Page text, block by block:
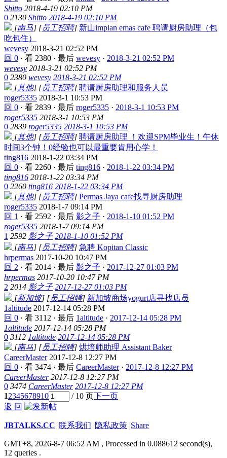
Shitto 2018-4-19 02:10 PM
0 2130 Shitto 2018-4-19 02:10 PM
[南马] [员工招聘] 新山impian emas cafe 聘请厨房助理（包
吃包住）
wevesy 2018-3-21 02:52 PM
回 0 · 看 2380 · 最后 wevesy · 2018-3-21 02:52 PM
wevesy 2018-3-21 02:52 PM
0 2380 wevesy 2018-3-21 02:52 PM
[其他] [员工招聘] 聘请厨房助理和服务人员
roger5335 2018-3-1 10:53 PM
回 0 · 看 2839 · 最后 roger5335 · 2018-3-1 10:53 PM
roger5335 2018-3-1 10:53 PM
0 2839 roger5335 2018-3-1 10:53 PM
[其他] [员工招聘] 聘请厨房助理 ！欢迎SPM毕业生！午休
时间3个钟！0经验也可以最重要肯用心学！
ting816 2018-1-22 03:34 PM
回 0 · 看 2260 · 最后 ting816 · 2018-1-22 03:34 PM
ting816 2018-1-22 03:34 PM
0 2260 ting816 2018-1-22 03:34 PM
[其他] [员工招聘] Permas Jaya cafe找寻厨房助理
roger5335 2018-1-7 09:14 PM
回 1 · 看 2592 · 最后 影之子 · 2018-1-10 01:52 PM
roger5335 2018-1-7 09:14 PM
1 2592 影之子 2018-1-10 01:52 PM
[南马] [员工招聘] 急聘 Kopitan Classic
hrpermas 2017-10-20 10:47 PM
回 2 · 看 2014 · 最后 影之子 · 2017-12-27 01:03 PM
hrpermas 2017-10-20 10:47 PM
2 2014 影之子 2017-12-27 01:03 PM
[新加坡] [员工招聘] 新加坡商场yogurt店寻找店员
1altitude 2017-12-14 05:28 PM
回 0 · 看 3112 · 最后 1altitude · 2017-12-14 05:28 PM
1altitude 2017-12-14 05:28 PM
0 3112 1altitude 2017-12-14 05:28 PM
[南马] [员工招聘] 烘培师助理 Assistant Baker
CareerMaster 2017-12-8 12:27 PM
回 0 · 看 3474 · 最后 CareerMaster· 2017-12-8 12:27 PM
CareerMaster 2017-12-8 12:27 PM
0 3474 CareerMaster 2017-12-8 12:27 PM
12345678910 / 10 页下一页
返 回
JBTALKS.CC |联系我们 |隐私政策 |Share
GMT+8, 2026-8-7 06:52 AM , Processed in 0.088612 second(s),
12 queries .